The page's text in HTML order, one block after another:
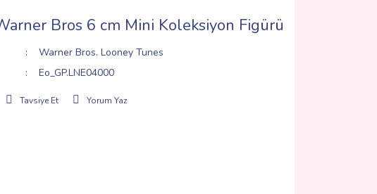
Bros 6 cm Mini Koleksiyon Figürü
Warner Bros. Looney Tunes
Eo_GP.LNE04000
Tavsiye Et Yorum Yaz